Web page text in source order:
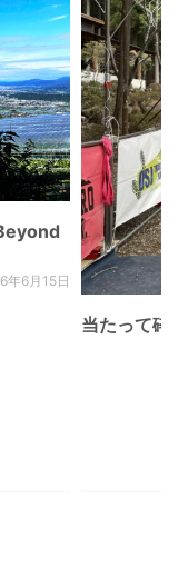
年6月15日
当たって砕